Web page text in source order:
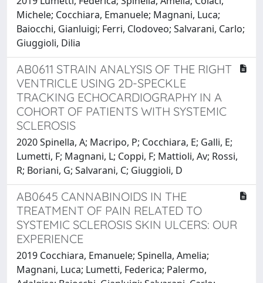
Michele; Cocchiara, Emanuele; Magnani, Luca;
Baiocchi, Gianluigi; Ferri, Clodoveo; Salvarani, Carlo;
Giuggioli, Dilia
AB0611 STRAIN ANALYSIS OF THE RIGHT
VENTRICLE USING 2D-SPECKLE
TRACKING ECHOCARDIOGRAPHY IN A
COHORT OF PATIENTS WITH SYSTEMIC
SCLEROSIS
2020 Spinella, A; Macripo, P; Cocchiara, E; Galli, E;
Lumetti, F; Magnani, L; Coppi, F; Mattioli, Av; Rossi,
R; Boriani, G; Salvarani, C; Giuggioli, D
AB0645 CANNABINOIDS IN THE
TREATMENT OF PAIN RELATED TO
SYSTEMIC SCLEROSIS SKIN ULCERS: OUR
EXPERIENCE
2019 Cocchiara, Emanuele; Spinella, Amelia;
Magnani, Luca; Lumetti, Federica; Palermo,